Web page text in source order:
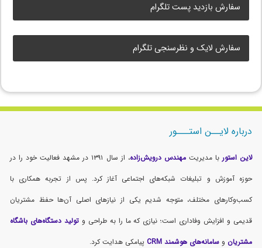
سفارش بازدید پست تلگرام
سفارش لایک و نظرسنجی تلگرام